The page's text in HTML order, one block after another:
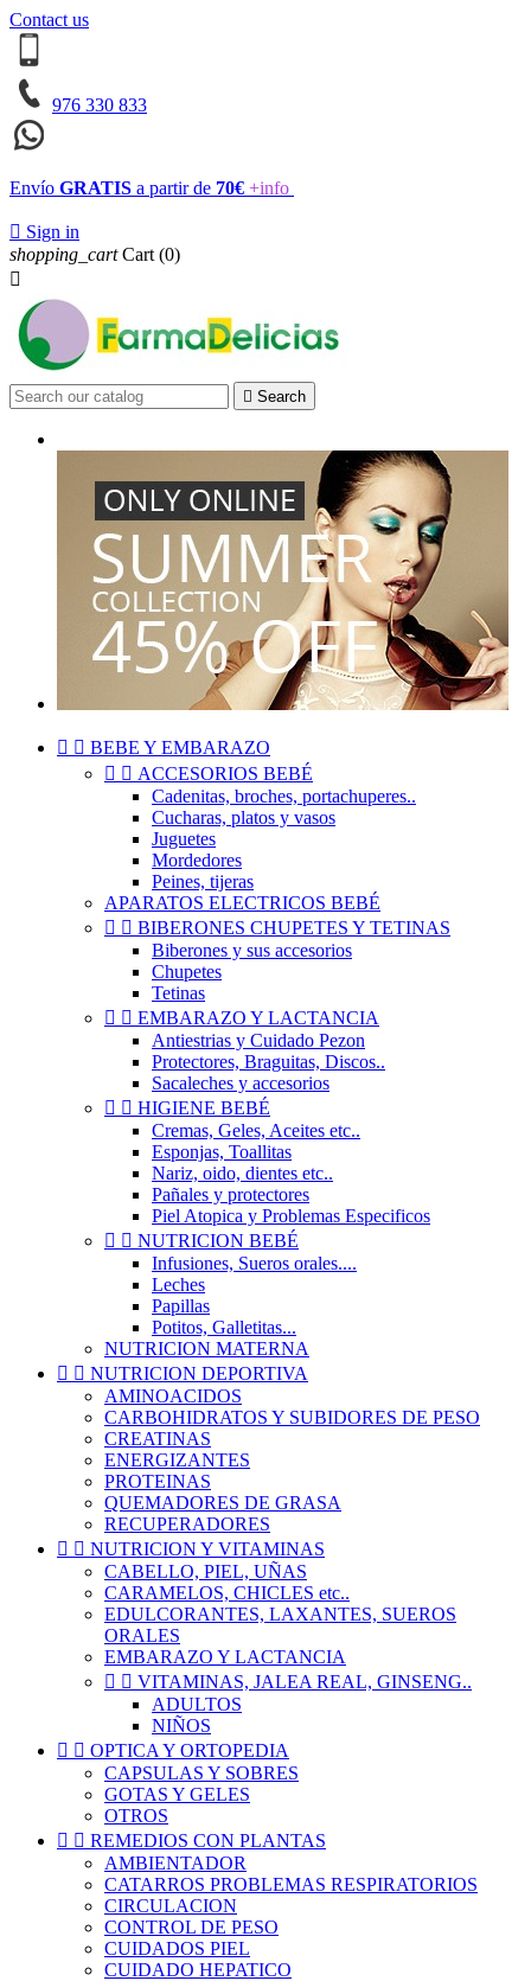
Contact us
976 330 833
Envío GRATIS a partir de 70€ +info
 Sign in
shopping_cart Cart (0)

 Search
  BEBE Y EMBARAZO
  ACCESORIOS BEBÉ
Cadenitas, broches, portachuperes..
Cucharas, platos y vasos
Juguetes
Mordedores
Peines, tijeras
APARATOS ELECTRICOS BEBÉ
  BIBERONES CHUPETES Y TETINAS
Biberones y sus accesorios
Chupetes
Tetinas
  EMBARAZO Y LACTANCIA
Antiestrias y Cuidado Pezon
Protectores, Braguitas, Discos..
Sacaleches y accesorios
  HIGIENE BEBÉ
Cremas, Geles, Aceites etc..
Esponjas, Toallitas
Nariz, oido, dientes etc..
Pañales y protectores
Piel Atopica y Problemas Especificos
  NUTRICION BEBÉ
Infusiones, Sueros orales....
Leches
Papillas
Potitos, Galletitas...
NUTRICION MATERNA
  NUTRICION DEPORTIVA
AMINOACIDOS
CARBOHIDRATOS Y SUBIDORES DE PESO
CREATINAS
ENERGIZANTES
PROTEINAS
QUEMADORES DE GRASA
RECUPERADORES
  NUTRICION Y VITAMINAS
CABELLO, PIEL, UÑAS
CARAMELOS, CHICLES etc..
EDULCORANTES, LAXANTES, SUEROS
ORALES
EMBARAZO Y LACTANCIA
  VITAMINAS, JALEA REAL, GINSENG..
ADULTOS
NIÑOS
  OPTICA Y ORTOPEDIA
CAPSULAS Y SOBRES
GOTAS Y GELES
OTROS
  REMEDIOS CON PLANTAS
AMBIENTADOR
CATARROS PROBLEMAS RESPIRATORIOS
CIRCULACION
CONTROL DE PESO
CUIDADOS PIEL
CUIDADO HEPATICO